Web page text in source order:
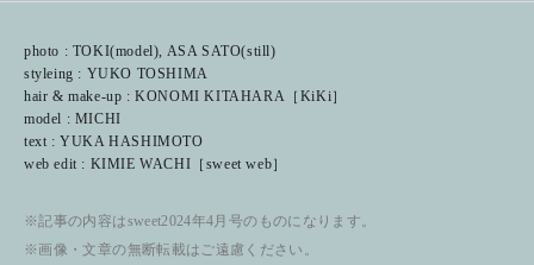
photo : TOKI(model), ASA SATO(still)
styleing : YUKO TOSHIMA
hair & make-up : KONOMI KITAHARA［KiKi］
model : MICHI
text : YUKA HASHIMOTO
web edit : KIMIE WACHI［sweet web］
※記事の内容はsweet2024年4月号のものになります。
※画像・文章の無断転載はご遠慮ください。